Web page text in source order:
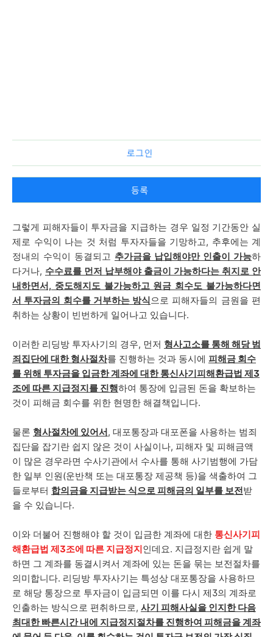
그렇게 피해자들이 투자금을 지급하는 경우 일정 기간동안 실
제로 수익이 나는 것 처럼 투자자들을 기망하고, 추후에는 계
정내의 수익이 동결되고 추가금을 납입해야만 인출이 가능하
다거나, 수수료를 먼저 납부해야 출금이 가능하다는 취지로 안
내하면서, 중도해지도 불가능하고 원금 회수도 불가능하다면
서 투자금의 회수를 거부하는 방식으로 피해자들의 금원을 편
취하는 상황이 빈번하게 일어나고 있습니다.
이러한 리딩방 투자사기의 경우, 먼저 형사고소를 통해 해당 범
죄집단에 대한 형사절차를 진행하는 것과 동시에 피해금 회수
를 위해 투자금을 입금한 계좌에 대한 통신사기피해환급법 제3
조에 따른 지급정지를 진행하여 통장에 입금된 돈을 확보하는
것이 피해금 회수를 위한 현명한 해결책입니다.
물론 형사절차에 있어서, 대포통장과 대포폰을 사용하는 범죄
집단을 잡기란 쉽지 않은 것이 사실이나, 피해자 및 피해금액
이 많은 경우라면 수사기관에서 수사를 통해 사기범행에 가담
한 일부 인원(운반책 또는 대포통장 제공책 등)을 색출하여 그
들로부터 합의금을 지급받는 식으로 피해금의 일부를 보전받
을 수 있습니다.
이와 더불어 진행해야 할 것이 입금한 계좌에 대한 통신사기피
해환급법 제3조에 따른 지급정지인데요. 지급정지란 쉽게 말
하면 그 계좌를 동결시켜서 계좌에 있는 돈을 묶는 보전절차를
의미합니다. 리딩방 투자사기는 특성상 대포통장을 사용하므
로 해당 통장으로 투자금이 입금되면 이를 다시 제3의 계좌로
인출하는 방식으로 편취하므로, 사기 피해사실을 인지한 다음
최대한 빠른시간 내에 지급정지절차를 진행하여 피해금을 계좌